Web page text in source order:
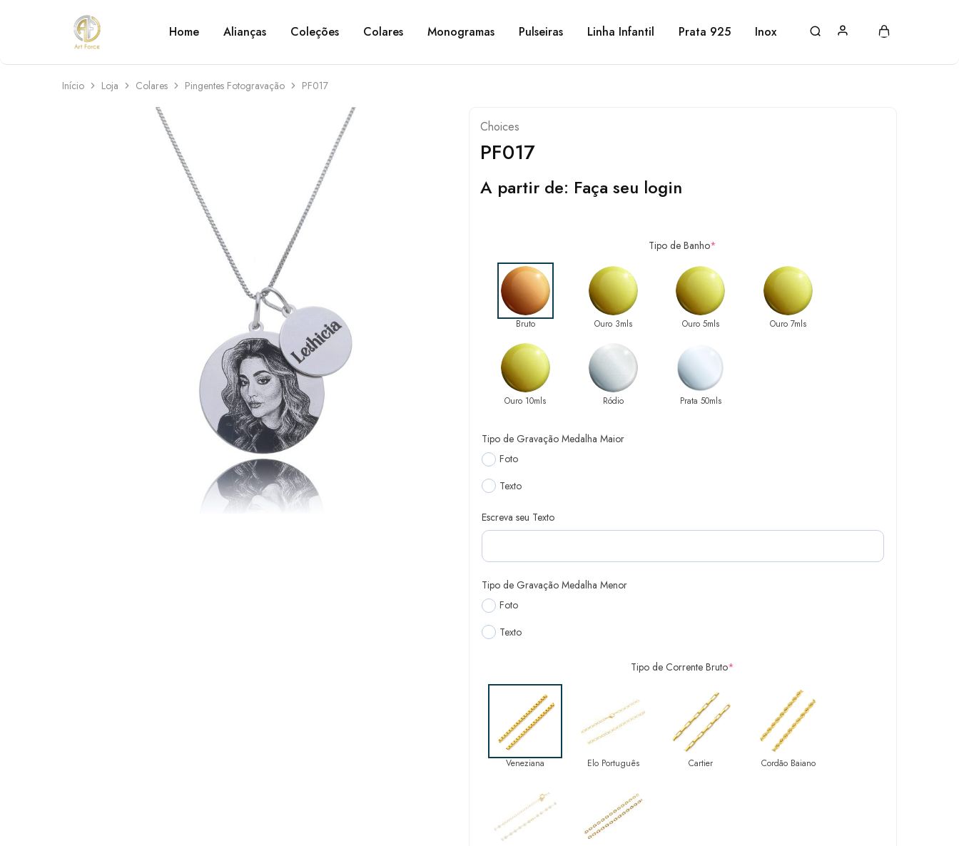
Art
Force
Semijoias
personalizadas
Home Alianças Coleções Colares Monogramas Pulseiras Linha Infantil Prata 925 Inox
Início Loja Colares Pingentes Fotogravação PF017
Choices
PF017
A partir de: Faça seu login
Tipo de Banho*
Bruto Ouro 3mls Ouro 5mls Ouro 7mls
Ouro 10mls Ródio Prata 50mls
Tipo de Gravação Medalha Maior
Foto
Texto
Escreva seu Texto
Tipo de Gravação Medalha Menor
Foto
Texto
Tipo de Corrente Bruto*
Veneziana Elo Português Cartier Cordão Baiano